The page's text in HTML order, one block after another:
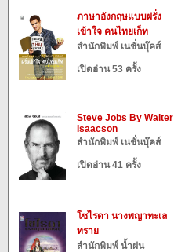
ภาษาอังกฤษแบบฝรั่ง
เข้าใจ คนไทยเก็ท
สำนักพิมพ์ เนชั่นบุ๊คส์
เปิดอ่าน 53 ครั้ง
Steve Jobs By Walter
Isaacson
สำนักพิมพ์ เนชั่นบุ๊คส์
เปิดอ่าน 41 ครั้ง
โซไรดา นางพญาทะเล
ทราย
สำนักพิมพ์ น้ำฝน